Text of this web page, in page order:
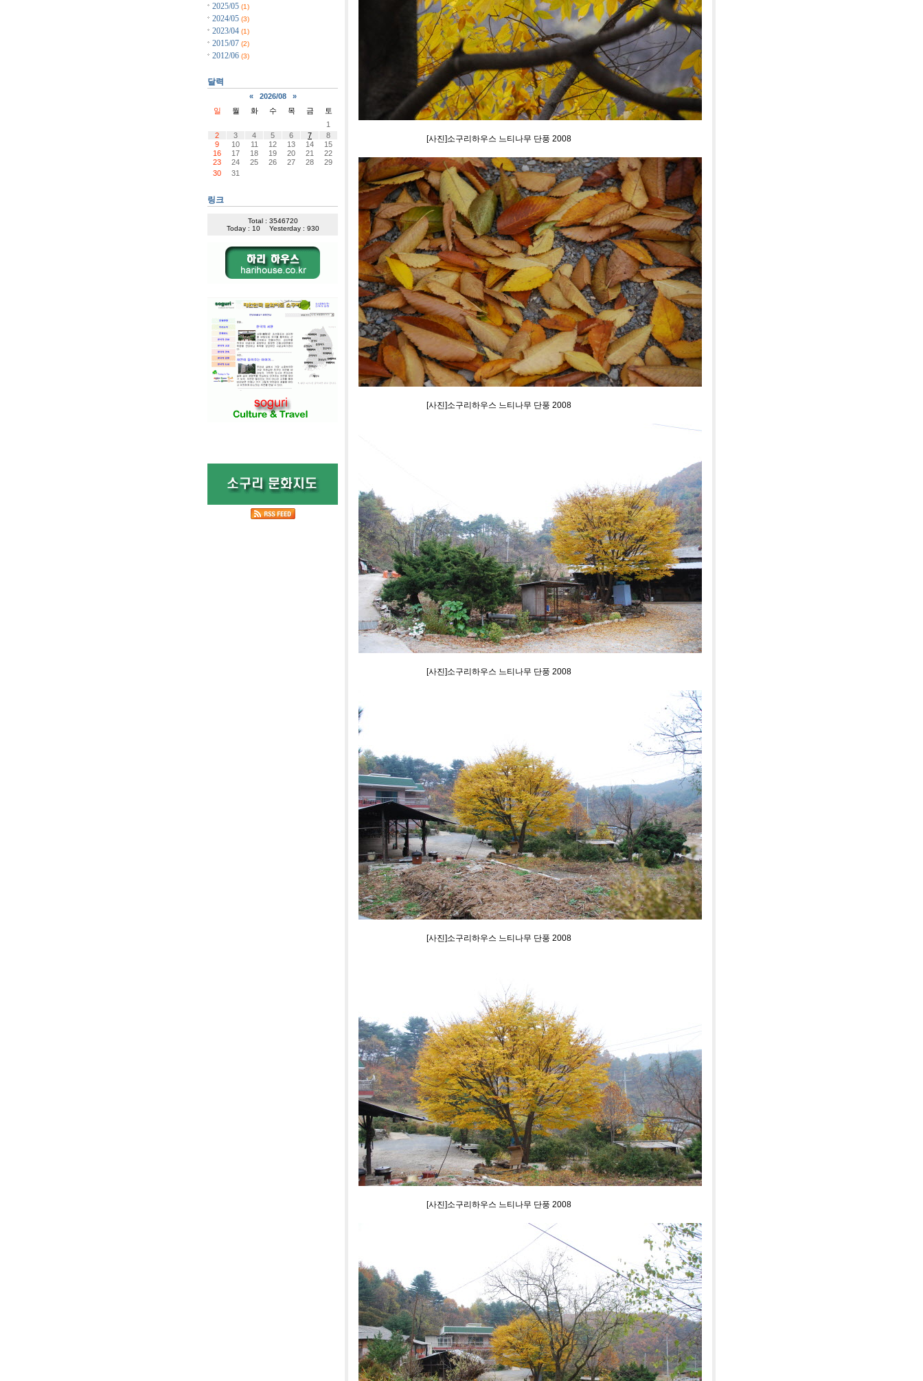
[사진]소구리하우스 느티나무 단풍 2008
[사진]소구리하우스 느티나무 단풍 2008
[사진]소구리하우스 느티나무 단풍 2008
[사진]소구리하우스 느티나무 단풍 2008
[사진]소구리하우스 느티나무 단풍 2008
2025/05 (1)
2024/05 (3)
2023/04 (1)
2015/07 (2)
2012/06 (3)
달력
« 2026/08
»
일
월 화 수 목 금
토
1
2
3 4 5 6 7
8
9
10 11 12 13 14
15
16
17 18 19 20 21
22
23
24 25 26 27 28
29
30
31
링크
Total : 3546720
Today : 10
Yesterday : 930